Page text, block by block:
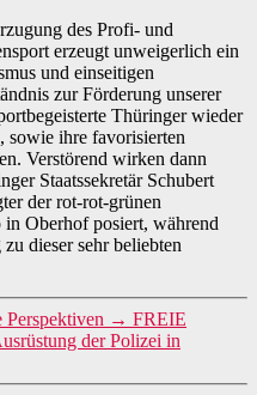
des Profi- und
erzeugt unweigerlich ein
und einseitigen
zur Förderung unserer
Thüringer wieder
sowie ihre favorisierten
Verstörend wirken dann
Staatssekretär Schubert
der rot-rot-grünen
Oberhof posiert, während
dieser sehr beliebten
→ FREIE
der Polizei in